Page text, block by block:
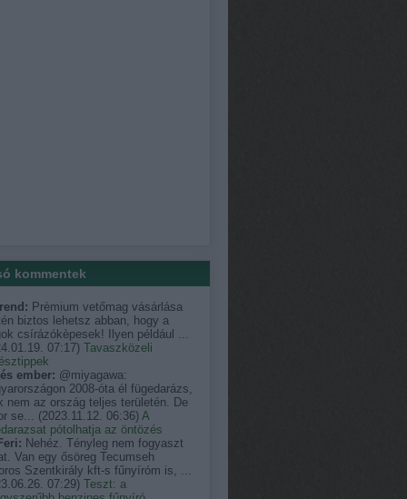
kommentek
Prèmium vetőmag vásárlása
biztos lehetsz abban, hogy a
csírázókèpesek! Ilyen például ...
07:17) Tavaszközeli
ember: @miyagawa:
2008-óta él fügedarázs,
nem az ország teljes területén. De
se... (2023.11.12. 06:36) A
pótolhatja az öntözés
Nehéz. Tényleg nem fogyaszt
Van egy ősöreg Tecumseh
Szentkirály kft-s fűnyíróm is, ...
07:29) Teszt: a